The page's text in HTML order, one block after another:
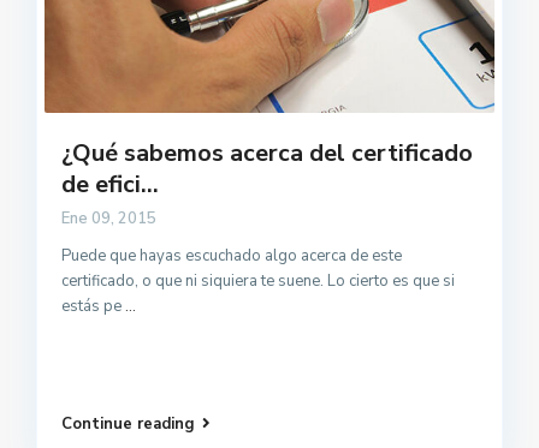
¿Qué sabemos acerca del certificado
de efici...
Ene 09, 2015
Puede que hayas escuchado algo acerca de este
certificado, o que ni siquiera te suene. Lo cierto es que si
estás pe...
Continue reading